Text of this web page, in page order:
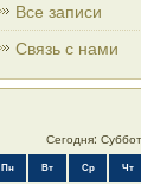
Все записи
Связь с нами
Сегодня:
Пн Вт Ср Чт